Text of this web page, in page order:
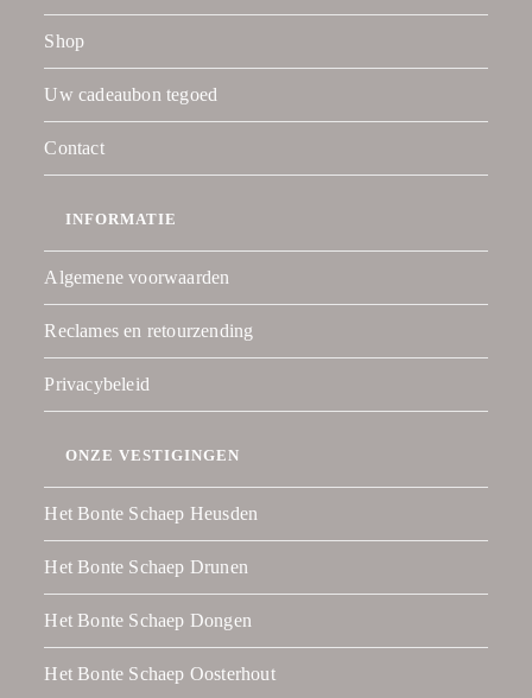
Shop
Uw cadeaubon tegoed
Contact
INFORMATIE
Algemene voorwaarden
Reclames en retourzending
Privacybeleid
ONZE VESTIGINGEN
Het Bonte Schaep Heusden
Het Bonte Schaep Drunen
Het Bonte Schaep Dongen
Het Bonte Schaep Oosterhout